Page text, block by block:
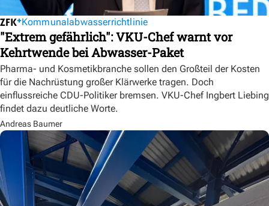
Kommunalabwasserrichtlinie
"Extrem gefährlich": VKU-Chef warnt vor
Kehrtwende bei Abwasser-Paket
Pharma- und Kosmetikbranche sollen den Großteil der Kosten
für die Nachrüstung großer Klärwerke tragen. Doch
einflussreiche CDU-Politiker bremsen. VKU-Chef Ingbert Liebing
findet dazu deutliche Worte.
Andreas Baumer